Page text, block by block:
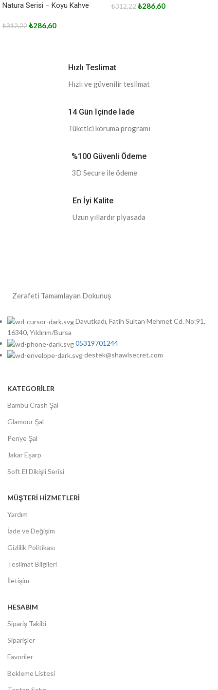
Natura Serisi – Koyu Kahve
₺312,22₺286,60
₺312,22₺286,60
Hızlı Teslimat
Hızlı ve güvenilir teslimat
14 Gün İçinde İade
Tüketici koruma programı
%100 Güvenli Ödeme
3D Secure ile ödeme
En İyi Kalite
Uzun yıllardır piyasada
Zerafeti Tamamlayan Dokunuş
Davutkadı, Fatih Sultan Mehmet Cd. No:91,
16340, Yıldırım/Bursa
05319701244
destek@shawlsecret.com
KATEGORİLER
Bambu Crash Şal
Glamour Şal
Penye Şal
Jakar Eşarp
Soft El Dikişli Serisi
MÜŞTERİ HİZMETLERİ
Yardım
İade ve Değişim
Gizlilik Politikası
Teslimat Bilgileri
İletişim
HESABIM
Sipariş Takibi
Siparişler
Favoriler
Bekleme Listesi